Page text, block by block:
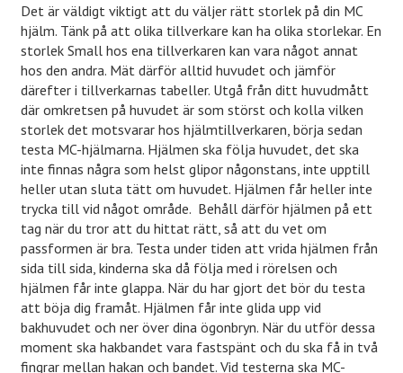
Det är väldigt viktigt att du väljer rätt storlek på din MC
hjälm. Tänk på att olika tillverkare kan ha olika storlekar. En
storlek Small hos ena tillverkaren kan vara något annat
hos den andra. Mät därför alltid huvudet och jämför
därefter i tillverkarnas tabeller. Utgå från ditt huvudmått
där omkretsen på huvudet är som störst och kolla vilken
storlek det motsvarar hos hjälmtillverkaren, börja sedan
testa MC-hjälmarna. Hjälmen ska följa huvudet, det ska
inte finnas några som helst glipor någonstans, inte upptill
heller utan sluta tätt om huvudet. Hjälmen får heller inte
trycka till vid något område. Behåll därför hjälmen på ett
tag när du tror att du hittat rätt, så att du vet om
passformen är bra. Testa under tiden att vrida hjälmen från
sida till sida, kinderna ska då följa med i rörelsen och
hjälmen får inte glappa. När du har gjort det bör du testa
att böja dig framåt. Hjälmen får inte glida upp vid
bakhuvudet och ner över dina ögonbryn. När du utför dessa
moment ska hakbandet vara fastspänt och du ska få in två
fingrar mellan hakan och bandet. Vid testerna ska MC-